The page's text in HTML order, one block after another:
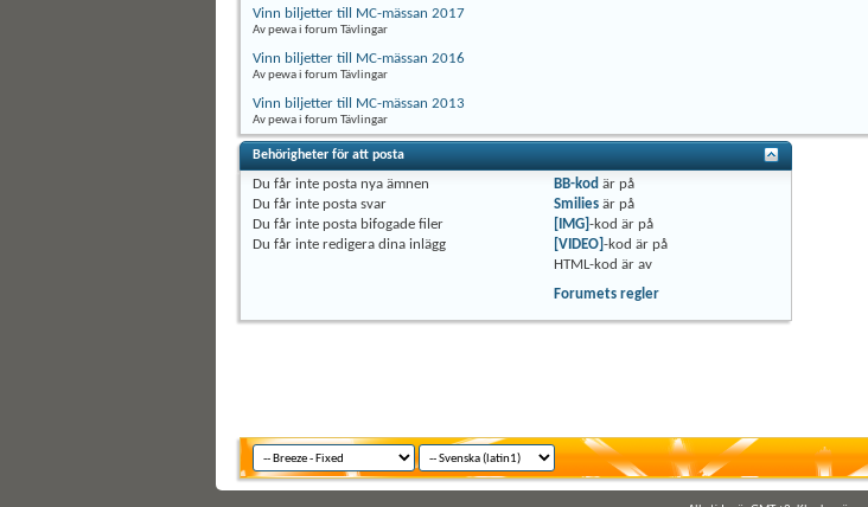
Vinn biljetter till MC-mässan 2017
Av pewa i forum Tävlingar
Vinn biljetter till MC-mässan 2016
Av pewa i forum Tävlingar
Vinn biljetter till MC-mässan 2013
Av pewa i forum Tävlingar
Behörigheter för att posta
Du får inte posta nya ämnen
Du får inte posta svar
Du får inte posta bifogade filer
Du får inte redigera dina inlägg
BB-kod är på
Smilies är på
[IMG]-kod är på
[VIDEO]-kod är på
HTML-kod är av
Forumets regler